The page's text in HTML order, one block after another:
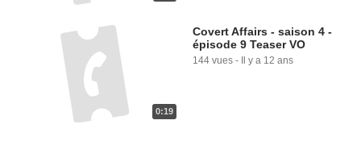
0:19
Covert Affairs - saison 4 -
épisode 9 Teaser VO
144 vues - Il y a 12 ans